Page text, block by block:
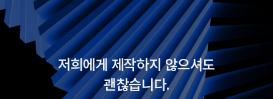
저희에게 제작하지 않으셔도
괜찮습니다.